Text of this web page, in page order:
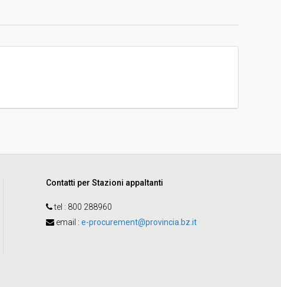
Gara in busta chiusa
Gara indetta mediante bando di gara
Contatti per Stazioni appaltanti
tel : 800 288960
email : e-procurement@provincia.bz.it